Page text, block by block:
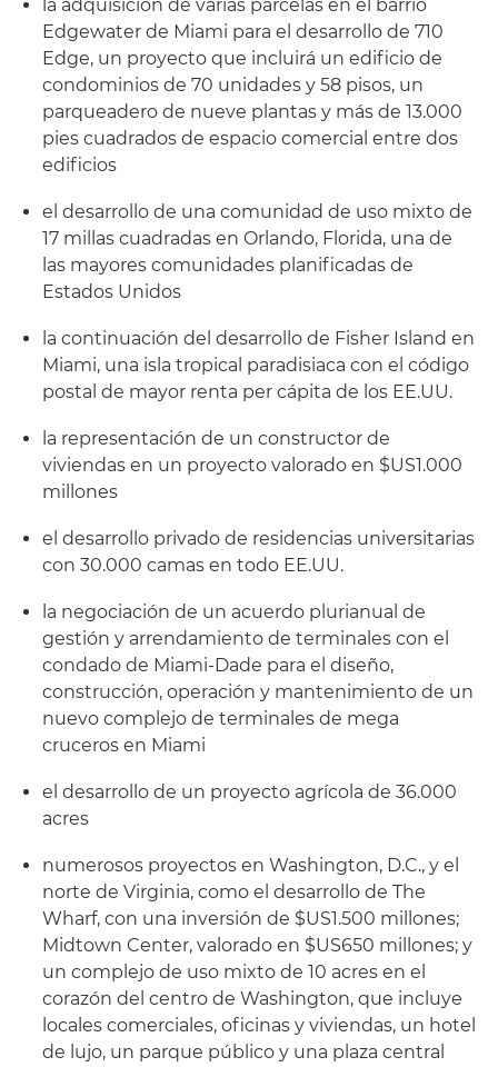
la adquisición de varias parcelas en el barrio
Edgewater de Miami para el desarrollo de 710
Edge, un proyecto que incluirá un edificio de
condominios de 70 unidades y 58 pisos, un
parqueadero de nueve plantas y más de 13.000
pies cuadrados de espacio comercial entre dos
edificios
el desarrollo de una comunidad de uso mixto de
17 millas cuadradas en Orlando, Florida, una de
las mayores comunidades planificadas de
Estados Unidos
la continuación del desarrollo de Fisher Island en
Miami, una isla tropical paradisiaca con el código
postal de mayor renta per cápita de los EE.UU.
la representación de un constructor de
viviendas en un proyecto valorado en $US1.000
millones
el desarrollo privado de residencias universitarias
con 30.000 camas en todo EE.UU.
la negociación de un acuerdo plurianual de
gestión y arrendamiento de terminales con el
condado de Miami-Dade para el diseño,
construcción, operación y mantenimiento de un
nuevo complejo de terminales de mega
cruceros en Miami
el desarrollo de un proyecto agrícola de 36.000
acres
numerosos proyectos en Washington, D.C., y el
norte de Virginia, como el desarrollo de The
Wharf, con una inversión de $US1.500 millones;
Midtown Center, valorado en $US650 millones; y
un complejo de uso mixto de 10 acres en el
corazón del centro de Washington, que incluye
locales comerciales, oficinas y viviendas, un hotel
de lujo, un parque público y una plaza central